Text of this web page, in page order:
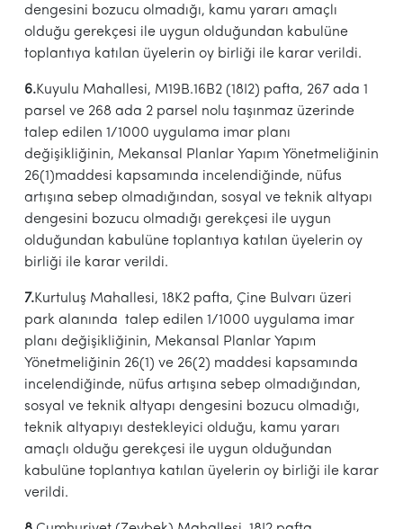
dengesini bozucu olmadığı, kamu yararı amaçlı
olduğu gerekçesi ile uygun olduğundan kabulüne
toplantıya katılan üyelerin oy birliği ile karar verildi.
6.Kuyulu Mahallesi, M19B.16B2 (18I2) pafta, 267 ada 1
parsel ve 268 ada 2 parsel nolu taşınmaz üzerinde
talep edilen 1/1000 uygulama imar planı
değişikliğinin, Mekansal Planlar Yapım Yönetmeliğinin
26(1)maddesi kapsamında incelendiğinde, nüfus
artışına sebep olmadığından, sosyal ve teknik altyapı
dengesini bozucu olmadığı gerekçesi ile uygun
olduğundan kabulüne toplantıya katılan üyelerin oy
birliği ile karar verildi.
7.Kurtuluş Mahallesi, 18K2 pafta, Çine Bulvarı üzeri
park alanında talep edilen 1/1000 uygulama imar
planı değişikliğinin, Mekansal Planlar Yapım
Yönetmeliğinin 26(1) ve 26(2) maddesi kapsamında
incelendiğinde, nüfus artışına sebep olmadığından,
sosyal ve teknik altyapı dengesini bozucu olmadığı,
teknik altyapıyı destekleyici olduğu, kamu yararı
amaçlı olduğu gerekçesi ile uygun olduğundan
kabulüne toplantıya katılan üyelerin oy birliği ile karar
verildi.